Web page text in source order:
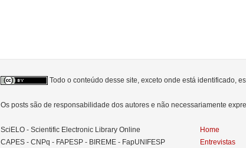
Todo o conteúdo desse site, exceto onde está identificado,
Os posts são de responsabilidade dos autores e não necessariamente
SciELO - Scientific Electronic Library Online
CAPES - CNPq - FAPESP - BIREME - FapUNIFESP
Home
Entrevistas